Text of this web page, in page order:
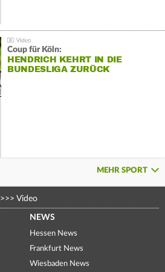
Coup für Köln:
HENDRICH KEHRT IN DIE
BUNDESLIGA ZURÜCK
MEHR SPORT
>>> Video
NEWS
Hessen News
Frankfurt News
Wiesbaden News